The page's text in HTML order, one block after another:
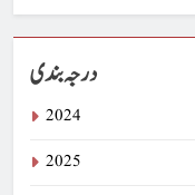
درجہ بندی
2024
2025